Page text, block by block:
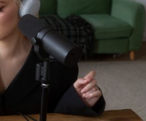
România de 13 ani.
unde lucrează deja
prezent Amazon a
de euro.